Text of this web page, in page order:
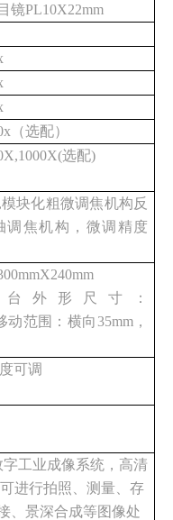
镜PL10X22mm
（选配）
选配)
,模块化粗微调焦机构反
调焦机构，微调精度
外形尺寸：
动范围：横向35mm，
可调
工业成像系统，高清
进行拍照、测量、存
、景深合成等图像处